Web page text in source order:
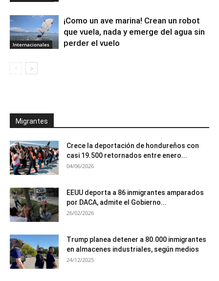
Internacionales
¡Como un ave marina! Crean un robot
que vuela, nada y emerge del agua sin
perder el vuelo
Migrantes
Crece la deportación de hondureños con
casi 19.500 retornados entre enero...
04/06/2026
EEUU deporta a 86 inmigrantes amparados
por DACA, admite el Gobierno...
26/02/2026
Trump planea detener a 80.000 inmigrantes
en almacenes industriales, según medios
24/12/2025